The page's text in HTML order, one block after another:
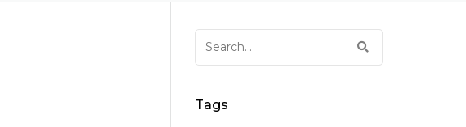
易趋宏 (EXTRUDE HONE)
件提供最佳解
来自于EXTRUDE HONE公司的机床
Search